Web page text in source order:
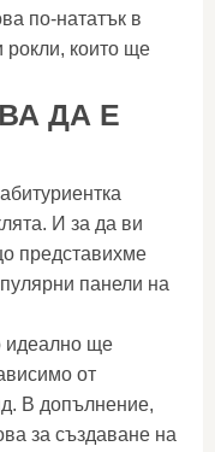
по-нататък в
рокли, които ще
ДА Е
И за да ви
представихме
панели на
идеално ще
от
В допълнение,
за създаване на